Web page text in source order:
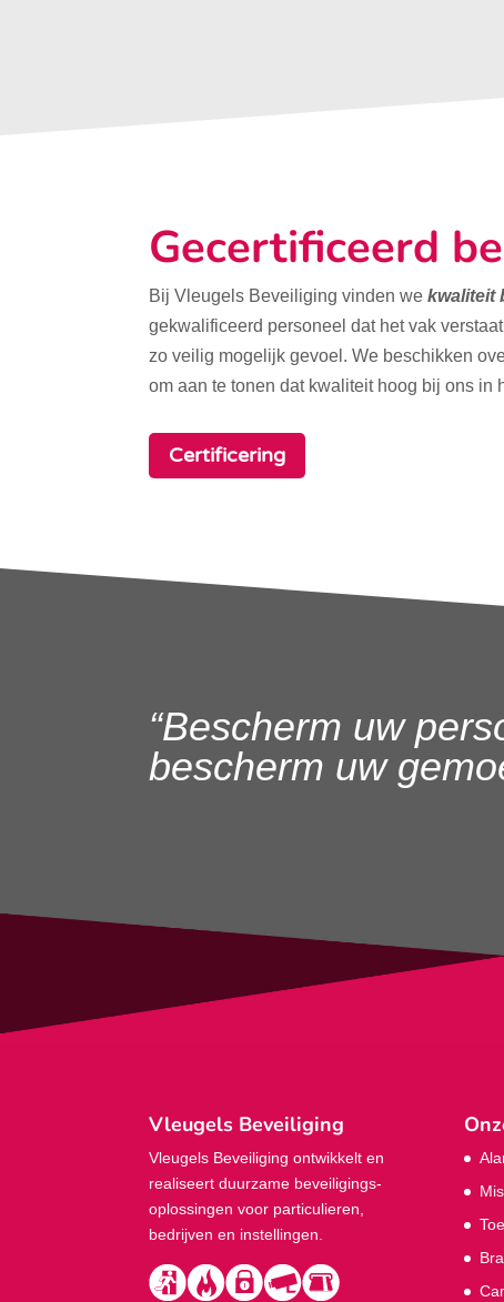
Gecertificeerd
Bij Vleugels Beveiliging vinden wekwaliteit
gekwalificeerd personeel dat het vak
zo veilig mogelijk gevoel. We beschikken
om aan te tonen dat kwaliteit hoog bij ons in
Certificering
“Bescherm uw
bescherm uw
Vleugels Beveiliging
Vleugels Beveiliging ontwikkelt en
realiseert duurzame beveiligings­
oplossingen voor particulieren,
bedrijven en instellingen.